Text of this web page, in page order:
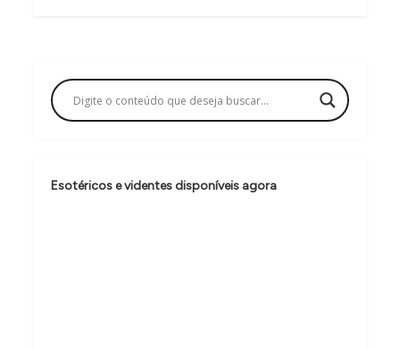
a
ç
o
d
Esotéricos e videntes disponíveis agora